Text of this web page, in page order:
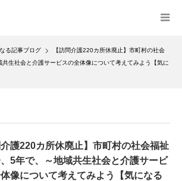
る記事ブログ
【訪問介護220カ所休廃止】市町村の社会
生社会と介護サービスの全体像について考えてみよう【気に
介護220カ所休廃止】市町村の社会福祉
5年で、～地域共生社会と介護サービ
像について考えてみよう【気になる